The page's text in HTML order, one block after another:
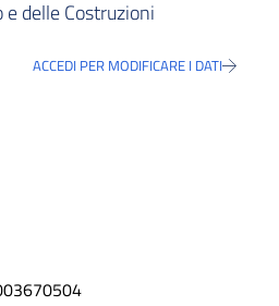
delle Costruzioni
ACCEDI PER MODIFICARE I DATI